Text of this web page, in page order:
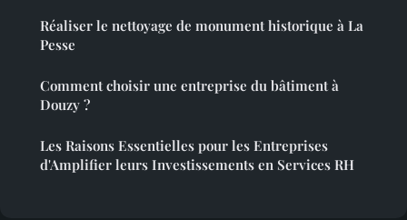
Réaliser le nettoyage de monument historique à La
Pesse
Comment choisir une entreprise du bâtiment à
Douzy ?
Les Raisons Essentielles pour les Entreprises
d'Amplifier leurs Investissements en Services RH